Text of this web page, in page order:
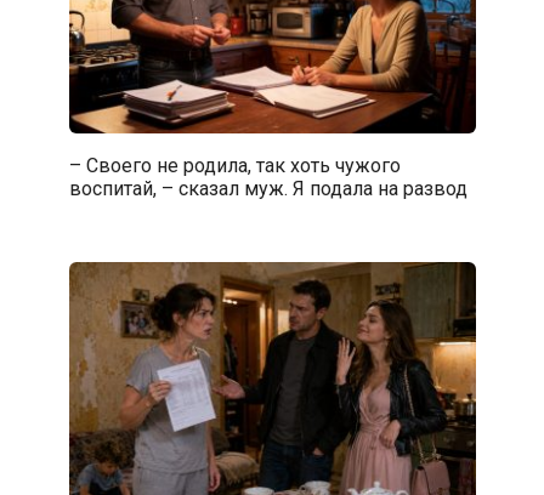
– Своего не родила, так хоть чужого
воспитай, – сказал муж. Я подала на развод